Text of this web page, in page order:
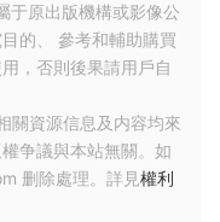
于原出版機構或影像公
的、 參考和輔助購買
，否則後果請用戶自
關資源信息及内容均來
争議與本站無關。如
删除處理。詳見權利